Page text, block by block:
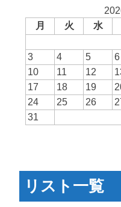
月
火 水
3
4 5 6
10
11 12
17
18 19
24
25 26
31
リスト一覧